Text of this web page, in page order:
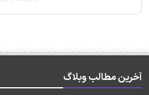
آخرین مطالب وبلاگ